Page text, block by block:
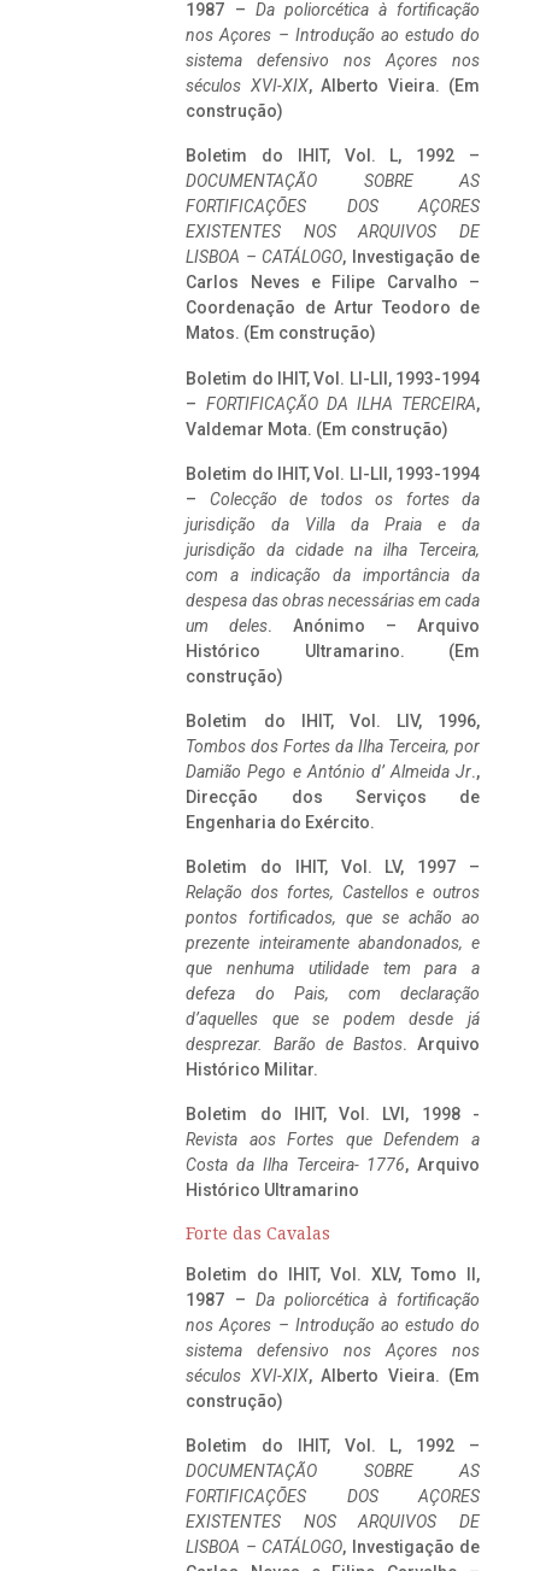
1987 – Da poliorcética à fortificação
nos Açores – Introdução ao estudo do
sistema defensivo nos Açores nos
séculos XVI-XIX, Alberto Vieira. (Em
construção)
Boletim do IHIT, Vol. L, 1992 –
DOCUMENTAÇÃO SOBRE AS
FORTIFICAÇÕES DOS AÇORES
EXISTENTES NOS ARQUIVOS DE
LISBOA – CATÁLOGO, Investigação de
Carlos Neves e Filipe Carvalho –
Coordenação de Artur Teodoro de
Matos. (Em construção)
Boletim do IHIT, Vol. LI-LII, 1993-1994
– FORTIFICAÇÃO DA ILHA TERCEIRA,
Valdemar Mota. (Em construção)
Boletim do IHIT, Vol. LI-LII, 1993-1994
– Colecção de todos os fortes da
jurisdição da Villa da Praia e da
jurisdição da cidade na ilha Terceira,
com a indicação da importância da
despesa das obras necessárias em cada
um deles. Anónimo – Arquivo
Histórico Ultramarino. (Em
construção)
Boletim do IHIT, Vol. LIV, 1996,
Tombos dos Fortes da Ilha Terceira, por
Damião Pego e António d’ Almeida Jr.,
Direcção dos Serviços de
Engenharia do Exército.
Boletim do IHIT, Vol. LV, 1997 –
Relação dos fortes, Castellos e outros
pontos fortificados, que se achão ao
prezente inteiramente abandonados, e
que nenhuma utilidade tem para a
defeza do Pais, com declaração
d’aquelles que se podem desde já
desprezar. Barão de Bastos. Arquivo
Histórico Militar.
Boletim do IHIT, Vol. LVI, 1998 -
Revista aos Fortes que Defendem a
Costa da Ilha Terceira- 1776, Arquivo
Histórico Ultramarino
Forte das Cavalas
Boletim do IHIT, Vol. XLV, Tomo II,
1987 – Da poliorcética à fortificação
nos Açores – Introdução ao estudo do
sistema defensivo nos Açores nos
séculos XVI-XIX, Alberto Vieira. (Em
construção)
Boletim do IHIT, Vol. L, 1992 –
DOCUMENTAÇÃO SOBRE AS
FORTIFICAÇÕES DOS AÇORES
EXISTENTES NOS ARQUIVOS DE
LISBOA – CATÁLOGO, Investigação de